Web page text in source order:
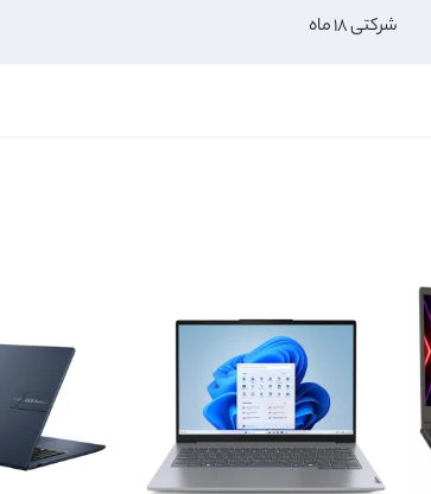
شرکتی 18 ماه